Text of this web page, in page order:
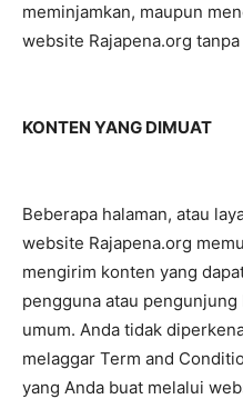
meminjamkan, maupun
website Rajapena.org
KONTEN YANG DIMUAT
Beberapa halaman, atau
website Rajapena.org
mengirim konten yang
pengguna atau
umum. Anda tidak
melaggar Term and
yang Anda buat melalui